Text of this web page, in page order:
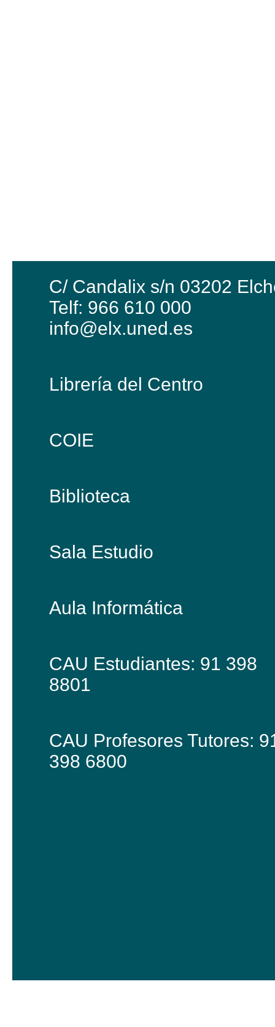
C/ Candalix s/n 03202
Telf: 966 610 000
info@elx.uned.es
Librería del Centro
COIE
Biblioteca
Sala Estudio
Aula Informática
CAU Estudiantes: 91 398
8801
CAU Profesores Tutores:
398 6800